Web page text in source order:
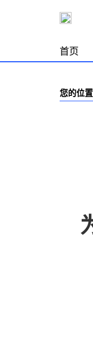
首页
您的位置